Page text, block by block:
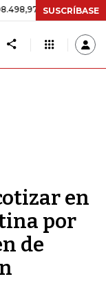
+$ 8.753,81 +2,19%
SUSCRÍBASE
en
por
de